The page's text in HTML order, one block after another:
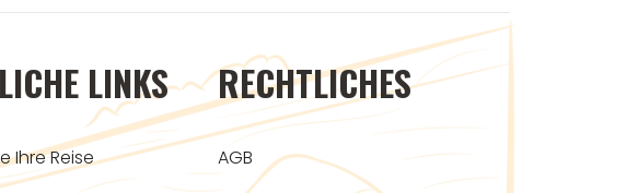
LINKS
Ihre Reise
RECHTLICHES
AGB